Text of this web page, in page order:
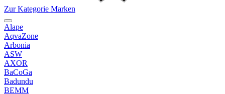
Zur Kategorie Marken
Alape
AqvaZone
Arbonia
ASW
AXOR
BaCoGa
Badundu
BEMM